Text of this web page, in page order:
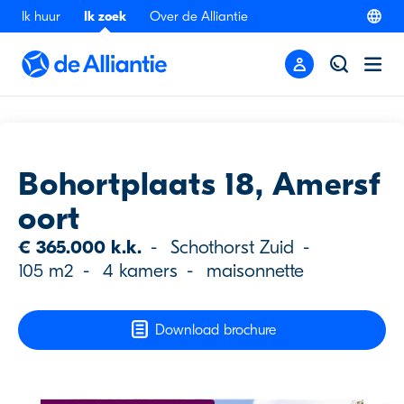
Ik huur Ik zoek Over de Alliantie
Terug
Bohortplaats 18, Amersf
oort
€ 365.000 k.k. - Schothorst Zuid -
105 m2 - 4 kamers - maisonnette
Download brochure